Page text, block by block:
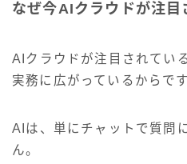
なぜ今AIクラウドが注目
AIクラウドが注目されてい
実務に広がっているからです
AIは、単にチャットで質問
ん。